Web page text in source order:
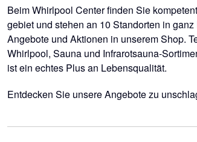
Beim Whirlpool Center finden Sie
gebiet und stehen an 10 Standorten in
Angebote und Aktionen in unserem Shop.
Whirlpool, Sauna und Infrarotsauna-
ist ein echtes Plus an Lebensqualität.
Entdecken Sie unsere Angebote zu